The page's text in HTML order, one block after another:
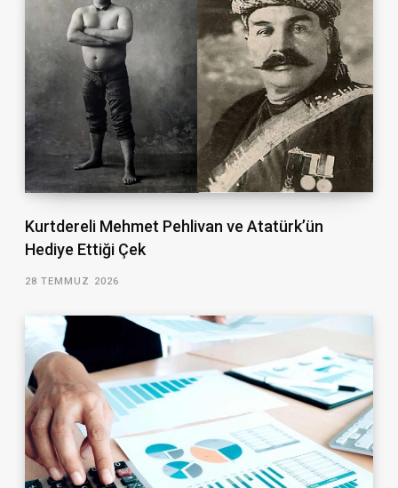
Kurtdereli Mehmet Pehlivan ve Atatürk’ün
Hediye Ettiği Çek
28 TEMMUZ 2026